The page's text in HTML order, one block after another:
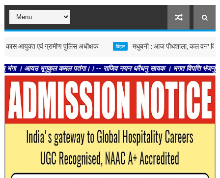
एवं ग्रामीण पुलिस अधीक्षक बिहार मधुबनी : आज पौधशाला, कल वन' विषय पर निबंध
कमल पतंगा।। -- राजिव नयन धरैधनु सायक । भगत विपत्ति भंजनु